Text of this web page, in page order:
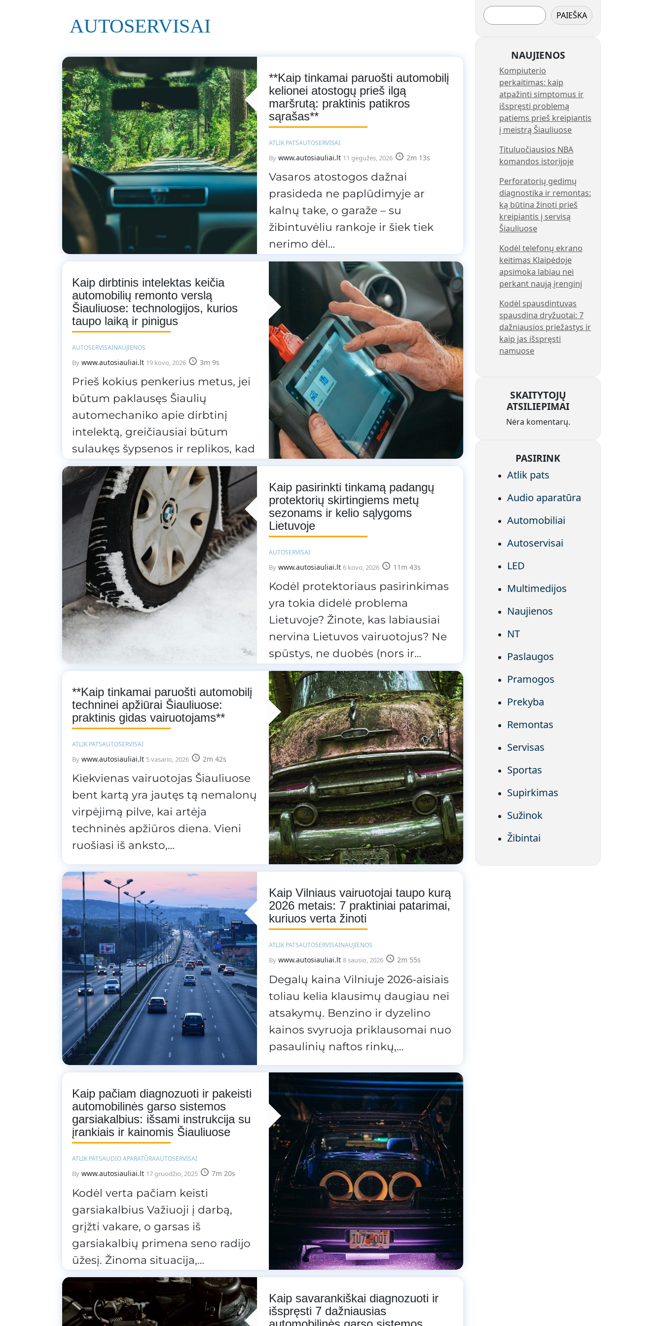
AUTOSERVISAI
**Kaip tinkamai paruošti automobilį
kelionei atostogų prieš ilgą
maršrutą: praktinis patikros
sąrašas**
ATLIK PATSAUTOSERVISAI
Bywww.autosiauliai.lt 11 gegužės, 2026 2m 13s
Vasaros atostogos dažnai
prasideda ne paplūdimyje ar
kalnų take, o garaže – su
žibintuvėliu rankoje ir šiek tiek
nerimo dėl…
Kaip dirbtinis intelektas keičia
automobilių remonto verslą
Šiauliuose: technologijos, kurios
taupo laiką ir pinigus
AUTOSERVISAINAUJIENOS
By www.autosiauliai.lt 19 kovo, 2026 3m 9s
Prieš kokius penkerius metus, jei
būtum paklausęs Šiaulių
automechaniko apie dirbtinį
intelektą, greičiausiai būtum
sulaukęs šypsenos ir replikos, kad
tai…
Kaip pasirinkti tinkamą padangų
protektorių skirtingiems metų
sezonams ir kelio sąlygoms
Lietuvoje
AUTOSERVISAI
Bywww.autosiauliai.lt 6 kovo, 2026 11m 43s
Kodėl protektoriaus pasirinkimas
yra tokia didelė problema
Lietuvoje? Žinote, kas labiausiai
nervina Lietuvos vairuotojus? Ne
spūstys, ne duobės (nors ir…
**Kaip tinkamai paruošti automobilį
techninei apžiūrai Šiauliuose:
praktinis gidas vairuotojams**
ATLIK PATSAUTOSERVISAI
By www.autosiauliai.lt 5 vasario, 2026 2m 42s
Kiekvienas vairuotojas Šiauliuose
bent kartą yra jautęs tą nemalonų
virpėjimą pilve, kai artėja
techninės apžiūros diena. Vieni
ruošiasi iš anksto,…
Kaip Vilniaus vairuotojai taupo kurą
2026 metais: 7 praktiniai patarimai,
kuriuos verta žinoti
ATLIK PATSAUTOSERVISAINAUJIENOS
Bywww.autosiauliai.lt 8 sausio, 2026 2m 55s
Degalų kaina Vilniuje 2026-aisiais
toliau kelia klausimų daugiau nei
atsakymų. Benzino ir dyzelino
kainos svyruoja priklausomai nuo
pasaulinių naftos rinkų,…
Kaip pačiam diagnozuoti ir pakeisti
automobilinės garso sistemos
garsiakalbius: išsami instrukcija su
įrankiais ir kainomis Šiauliuose
ATLIK PATSAUDIO APARATŪRAAUTOSERVISAI
By www.autosiauliai.lt 17 gruodžio, 2025 7m 20s
Kodėl verta pačiam keisti
garsiakalbius Važiuoji į darbą,
grįžti vakare, o garsas iš
garsiakalbių primena seno radijo
ūžesį. Žinoma situacija,…
Kaip savarankiškai diagnozuoti ir
išspręsti 7 dažniausias
PAIEŠKA
NAUJIENOS
Kompiuterio
perkaitimas: kaip
atpažinti simptomus ir
išspręsti problemą
patiems prieš kreipiantis
į meistrą Šiauliuose
Tituluočiausios NBA
komandos istorijoje
Perforatorių gedimų
diagnostika ir remontas:
ką būtina žinoti prieš
kreipiantis į servisą
Šiauliuose
Kodėl telefonų ekrano
keitimas Klaipėdoje
apsimoka labiau nei
perkant naują įrenginį
Kodėl spausdintuvas
spausdina dryžuotai: 7
dažniausios priežastys ir
kaip jas išspręsti
namuose
SKAITYTOJŲ
ATSILIEPIMAI
Nėra komentarų.
PASIRINK
Atlik pats
Audio aparatūra
Automobiliai
Autoservisai
LED
Multimedijos
Naujienos
NT
Paslaugos
Pramogos
Prekyba
Remontas
Servisas
Sportas
Supirkimas
Sužinok
Žibintai